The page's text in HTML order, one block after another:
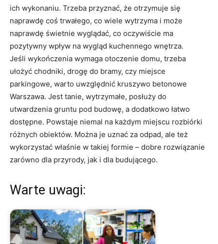
ich wykonaniu. Trzeba przyznać, że otrzymuje się
naprawdę coś trwałego, co wiele wytrzyma i może
naprawdę świetnie wyglądać, co oczywiście ma
pozytywny wpływ na wygląd kuchennego wnętrza.
Jeśli wykończenia wymaga otoczenie domu, trzeba
ułożyć chodniki, drogę do bramy, czy miejsce
parkingowe, warto uwzględnić kruszywo betonowe
Warszawa. Jest tanie, wytrzymałe, posłuży do
utwardzenia gruntu pod budowę, a dodatkowo łatwo
dostępne. Powstaje niemal na każdym miejscu rozbiórki
różnych obiektów. Można je uznać za odpad, ale też
wykorzystać właśnie w takiej formie – dobre rozwiązanie
zarówno dla przyrody, jak i dla budującego.
Warte uwagi: